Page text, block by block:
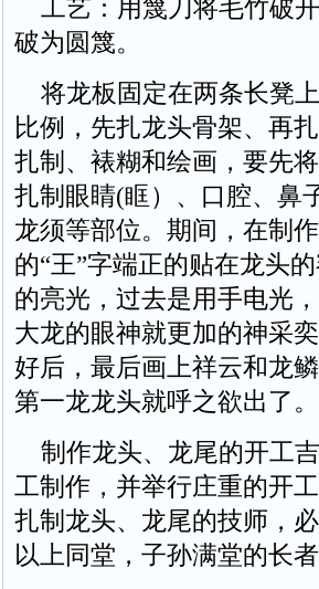
工艺：用篾刀将毛竹破
破为圆篾。
将龙板固定在两条长凳
比例，先扎龙头骨架、再
扎制、裱糊和绘画，要先
扎制眼睛(眶）、口腔、鼻
龙须等部位。期间，在制
的“王”字端正的贴在龙头
的亮光，过去是用手电光
大龙的眼神就更加的神采
好后，最后画上祥云和龙
第一龙龙头就呼之欲出了。
制作龙头、龙尾的开工
工制作，并举行庄重的开
扎制龙头、龙尾的技师，
以上同堂，子孙满堂的长者